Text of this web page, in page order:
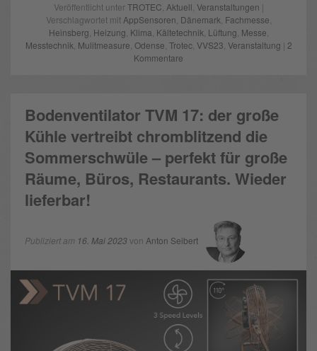
Veröffentlicht unterTROTEC Aktuell Veranstaltungen |
Verschlagwortet mit AppSensoren Dänemark Fachmesse
Heinsberg Heizung Klima Kältetechnik Lüftung Messe
Messtechnik Mulitmeasure Odense Trotec, VVS23 Veranstaltung | 2
Kommentare
Bodenventilator TVM 17: der große
Kühle vertreibt chromblitzend die
Sommerschwüle – perfekt für große
Räume, Büros, Restaurants. Wieder
lieferbar!
Publiziert am 16. Mai 2023von Anton Seibert